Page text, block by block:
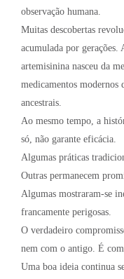
observação humana.
Muitas descobertas
acumulada por
artemisinina nasceu da
medicamentos modernos
ancestrais.
Ao mesmo tempo, a
só, não garante eficácia.
Algumas práticas
Outras permanecem
Algumas mostraram-se
francamente perigosas.
O verdadeiro
nem com o antigo. É
Uma boa ideia continua